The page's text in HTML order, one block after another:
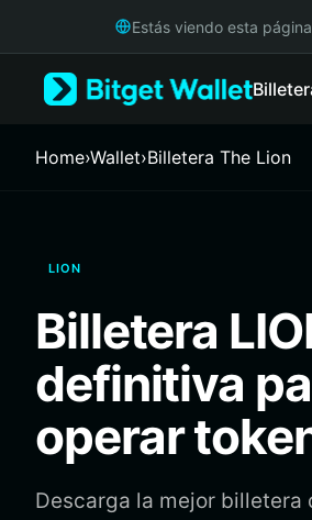
Русский
Italiano
繁體中文
Bahasa Indonesia
ภาษาไทย
Español
Português (Brasil)
Español (Argentina)
Estás viendo esta
Home›Wallet›Billetera The Lion
LION
Billetera
definitiva
operar
Descarga la mejor billetera